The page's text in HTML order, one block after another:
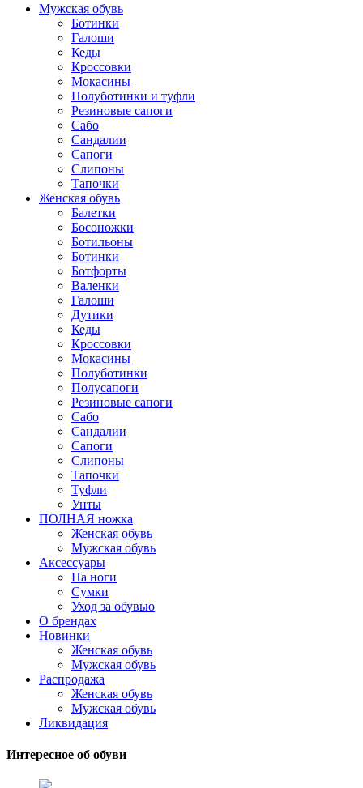
Мужская обувь
Ботинки
Галоши
Кеды
Кроссовки
Мокасины
Полуботинки и туфли
Резиновые сапоги
Сабо
Сандалии
Сапоги
Слипоны
Тапочки
Женская обувь
Балетки
Босоножки
Ботильоны
Ботинки
Ботфорты
Валенки
Галоши
Дутики
Кеды
Кроссовки
Мокасины
Полуботинки
Полусапоги
Резиновые сапоги
Сабо
Сандалии
Сапоги
Слипоны
Тапочки
Туфли
Унты
ПОЛНАЯ ножка
Женская обувь
Мужская обувь
Аксессуары
На ноги
Сумки
Уход за обувью
О брендах
Новинки
Женская обувь
Мужская обувь
Распродажа
Женская обувь
Мужская обувь
Ликвидация
Интересное об обуви